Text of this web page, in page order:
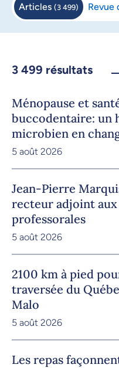
Articles (3 499) Revue
3 499 résultats
Ménopause et
buccodentaire: un
microbien en
5 août 2026
Jean-Pierre
recteur adjoint
professorales
5 août 2026
2100 km à pied
traversée du
Malo
5 août 2026
Les repas